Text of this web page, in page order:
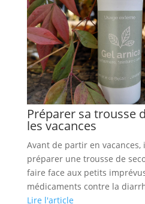
Préparer sa trousse
les vacances
Avant de partir en
préparer une trousse de
faire face aux petits
médicaments contre la
Lire l'article